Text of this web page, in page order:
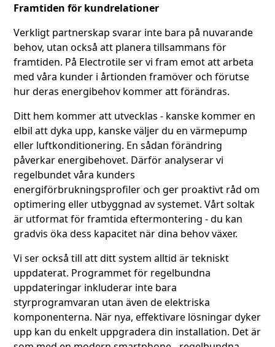
Framtiden för kundrelationer
Verkligt partnerskap svarar inte bara på nuvarande
behov, utan också att planera tillsammans för
framtiden. På Electrotile ser vi fram emot att arbeta
med våra kunder i årtionden framöver och förutse
hur deras energibehov kommer att förändras.
Ditt hem kommer att utvecklas - kanske kommer en
elbil att dyka upp, kanske väljer du en värmepump
eller luftkonditionering. En sådan förändring
påverkar energibehovet. Därför analyserar vi
regelbundet våra kunders
energiförbrukningsprofiler och ger proaktivt råd om
optimering eller utbyggnad av systemet. Vårt soltak
är utformat för framtida eftermontering - du kan
gradvis öka dess kapacitet när dina behov växer.
Vi ser också till att ditt system alltid är tekniskt
uppdaterat. Programmet för regelbundna
uppdateringar inkluderar inte bara
styrprogramvaran utan även de elektriska
komponenterna. När nya, effektivare lösningar dyker
upp kan du enkelt uppgradera din installation. Det är